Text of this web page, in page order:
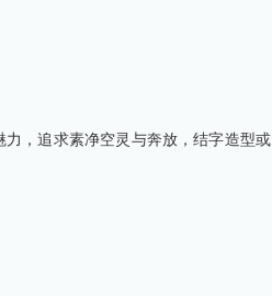
，追求素净空灵与奔放，结字造型或